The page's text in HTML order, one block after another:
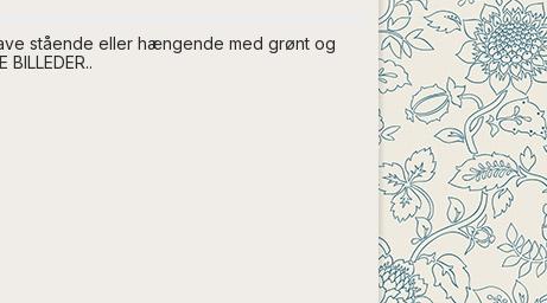
stående eller hængende med grønt og